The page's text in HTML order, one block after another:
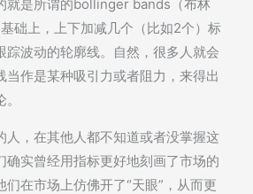
就是所谓的bollinger bands（布林
础上，上下加减几个（比如2个）标
踪波动的轮廓线。自然，很多人就会
当作是某种吸引力或者阻力，来得出
人，在其他人都不知道或者没掌握这
确实曾经用指标更好地刻画了市场的
们在市场上仿佛开了“天眼”，从而更